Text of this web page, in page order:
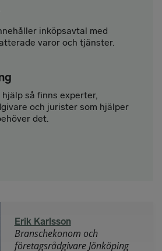
inköpsavtal med
varor och tjänster.
så finns experter,
och jurister som hjälper
det.
Erik Karlsson
Branschekonom och
företagsrådgivare Jönköping